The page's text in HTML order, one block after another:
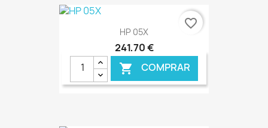
€ ONLINE
HP 05X
241,70 €
 COMPRAR
favorite_border